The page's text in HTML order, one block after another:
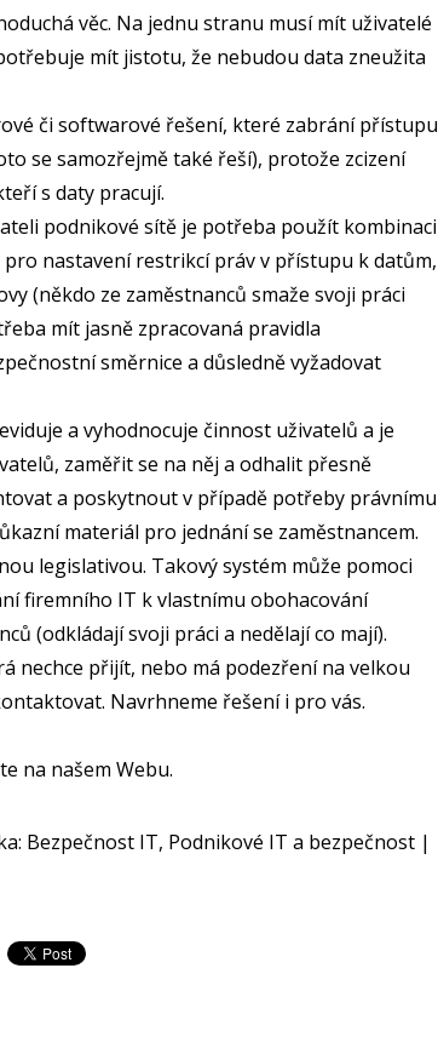
věc. Na jednu stranu musí mít uživatelé
mít jistotu, že nebudou data zneužita
či softwarové řešení, které zabrání přístupu
se samozřejmě také řeší), protože zcizení
s daty pracují.
podnikové sítě je potřeba použít kombinaci
nastavení restrikcí práv v přístupu k datům,
(někdo ze zaměstnanců smaže svoji práci
mít jasně zpracovaná pravidla
směrnice a důsledně vyžadovat
a vyhodnocuje činnost uživatelů a je
zaměřit se na něj a odhalit přesně
a poskytnout v případě potřeby právnímu
materiál pro jednání se zaměstnancem.
legislativou. Takový systém může pomoci
firemního IT k vlastnímu obohacování
(odkládají svoji práci a nedělají co mají).
nechce přijít, nebo má podezření na velkou
Navrhneme řešení i pro vás.
na našem Webu.
Bezpečnost IT, Podnikové IT a bezpečnost |